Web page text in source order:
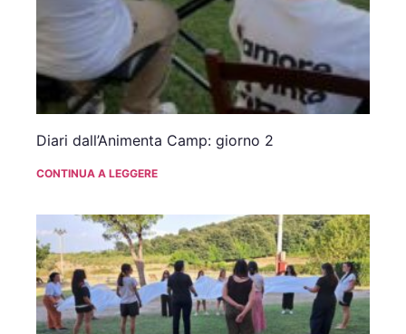
Diari dall’Animenta Camp: giorno 2
CONTINUA A LEGGERE